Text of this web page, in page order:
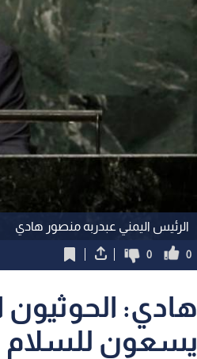
الرئيس اليمني عبدربه منصور هادي
0
0
هادي: الحوثيون
يسعون للسلام